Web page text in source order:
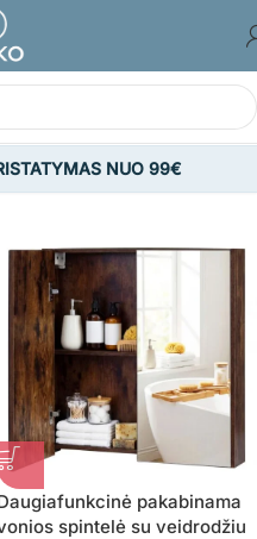
NUO 99€
pakabinama
spintelė su veidrodžiu